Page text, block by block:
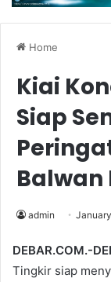
Home
Kiai
Siap
Balwan
admin
DEBAR.COM.-
Tingkir siap